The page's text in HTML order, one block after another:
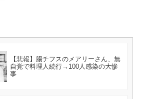
【悲報】腸チフスのメアリーさん、無
自覚で料理人続行→100人感染の大惨
事